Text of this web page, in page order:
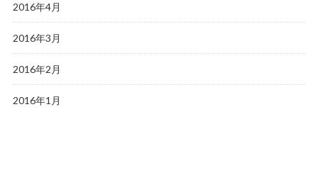
2016年4月
2016年3月
2016年2月
2016年1月